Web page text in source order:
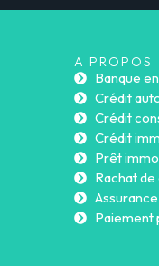
A PROPOS
Banque
Crédit
Crédit
Crédit
Prêt
Rachat
Paiement